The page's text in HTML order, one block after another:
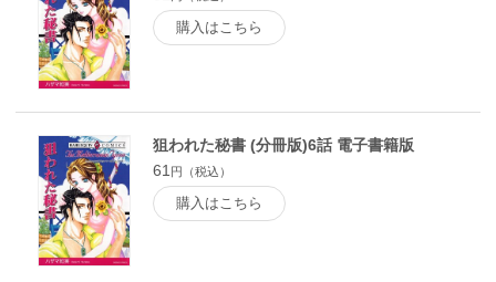
購入はこちら
狙われた秘書 (分冊版)6話 電子書籍版
61 円（税込）
購入はこちら